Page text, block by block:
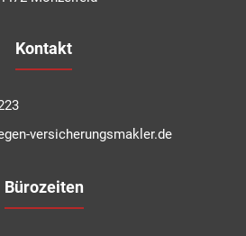
Kontakt
versicherungsmakler.de
Bürozeiten